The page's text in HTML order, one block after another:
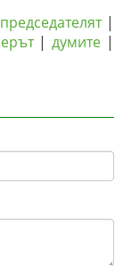
председателят|
|думите |